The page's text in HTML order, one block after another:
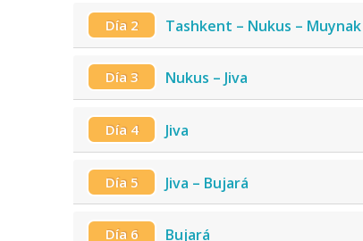
Día 2 Tashkent – Nukus –
Día 3 Nukus – Jiva
Día 4 Jiva
Día 5 Jiva – Bujará
Día 6 Bujará